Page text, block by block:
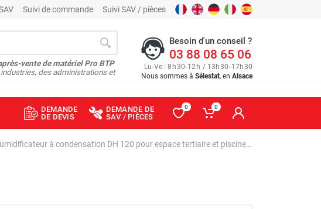
Suivi de commande Suivi SAV / pièces
vente de matériel Pro BTP
des administrations et
Besoin d'un conseil ?
03 88 08 65 06
Lu-Ve : 8h30-12h / 13h30-17h30
Nous sommes à Sélestat, en Alsace
DEMANDE
DE DEVIS
DEMANDE DE
SAV / PIÈCES
0 0
Déshumidificateur à condensation DH 120 pour espace tertiaire et piscine - TROTEC